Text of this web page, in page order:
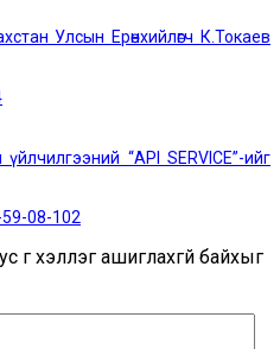
Улсын Ерөнхийлөгч К.Токаев
үйлчилгээний “API SERVICE”-ийг
үг хэллэг ашиглахгүй байхыг